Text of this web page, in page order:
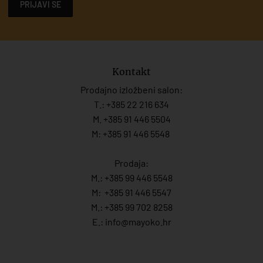
PRIJAVI SE
Kontakt
Prodajno izložbeni salon:
T.: +385 22 216 634
M. +385 91 446 5504
M: +385 91 446 5548
Prodaja:
M.: +385 99 446 5548
M: +385 91 446 5547
M.: +385 99 702 8258
E.: info@mayoko. hr